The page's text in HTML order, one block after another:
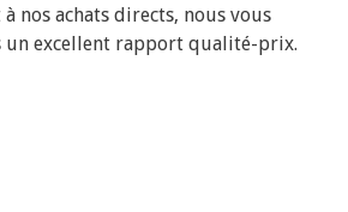
nos achats directs, nous vous
un excellent rapport qualité-prix.